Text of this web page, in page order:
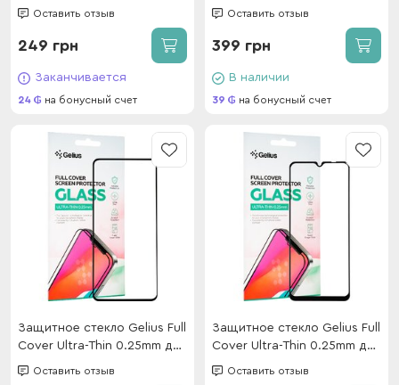
Samsung A015 (A01) Black
Оставить отзыв
249 грн
Заканчивается
24 на бонусный счет
Оставить отзыв
399 грн
В наличии
39 на бонусный счет
Защитное стекло Gelius Full
Cover Ultra-Thin 0.25mm для
Poco F5 Black
Оставить отзыв
Защитное стекло Gelius Full
Cover Ultra-Thin 0.25mm для
Xiaomi Redmi 12C Black
Оставить отзыв